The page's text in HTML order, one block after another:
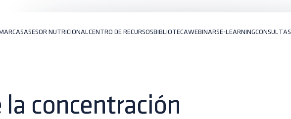
ASESOR NUTRICIONAL CENTRO DE RECURSOSBIBLIOTECAWEBINARSE-LEARNINGCONSULTAS
la concentración